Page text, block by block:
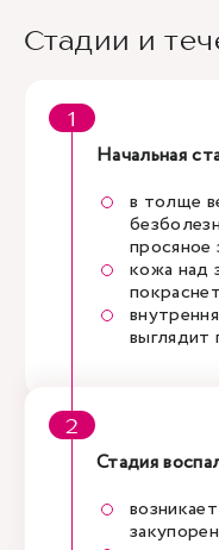
Стадии и
Начальная
в толще
просяное
кожа над
выглядит
Стадия